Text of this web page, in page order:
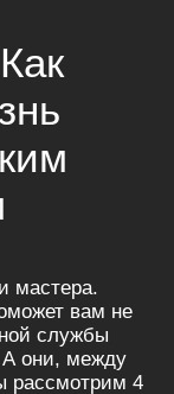
мастера.
вам не
службы
А они, между
рассмотрим 4